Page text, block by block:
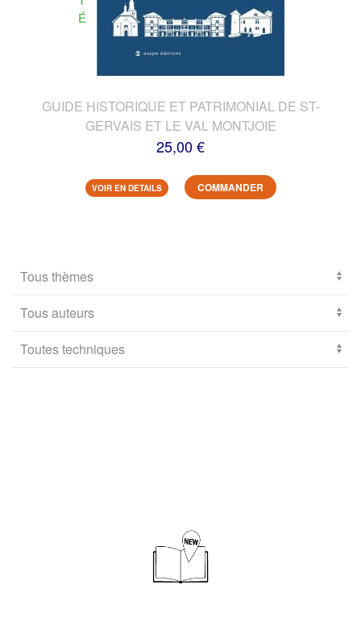
É
GUIDE HISTORIQUE ET PATRIMONIAL DE ST-
GERVAIS ET LE VAL MONTJOIE
25,00 €
VOIR EN DETAILS COMMANDER